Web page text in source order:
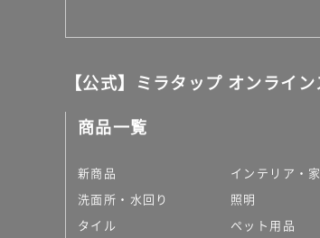
テラコッタ
キッチン
コンパクト
【公式】ミラタップ オンライ
商品一覧
新商品
洗面所・水回り
タイル
インテリア・
照明
ペット用品